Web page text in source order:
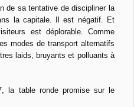
de sa tentative de discipliner la
la capitale. Il est négatif. Et
est déplorable. Comme
modes de transport alternatifs
laids, bruyants et polluants à
la table ronde promise sur le